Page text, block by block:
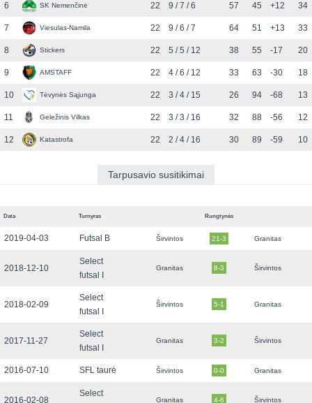
6 SK Nemenčinė 22 9 / 7 / 6 57 45 +12 34
7 Viesulas-Namila 22 9 / 6 / 7 64 51 +13 33
8 Stickers 22 5 / 5 / 12 38 55 -17 20
9 AMSTAFF 22 4 / 6 / 12 33 63 -30 18
10 Tėvynės Sąjunga 22 3 / 4 / 15 26 94 -68 13
11 Geležinis Vilkas 22 3 / 3 / 16 32 88 -56 12
12 Katastrofa 22 2 / 4 / 16 30 89 -59 10
Tarpusavio susitikimai
Data Turnyras Rungtynės
2019-04-03 Futsal B Širvintos 21-3 Granitas
2018-12-10
Select
futsal I
Granitas 8-3 Širvintos
2018-02-09
Select
futsal I
Širvintos 5-1 Granitas
2017-11-27
Select
futsal I
Granitas 3-2 Širvintos
2016-07-10 SFL taurė Širvintos 0-0 Granitas
2016-02-08
Select
Granitas 4-6 Širvintos